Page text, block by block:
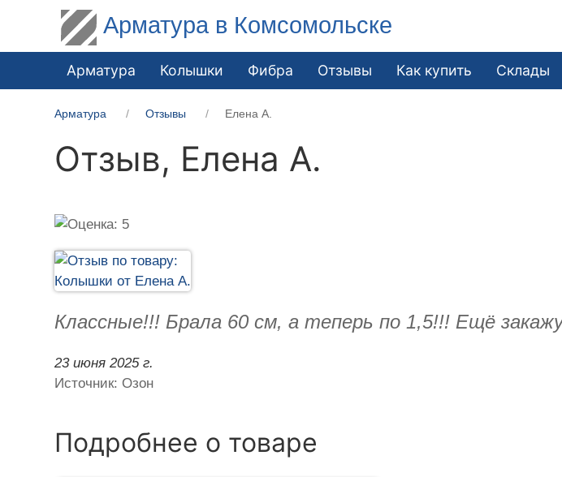
Арматура в Комсомольске
Арматура Колышки Фибра Отзывы Как купить Склады
Арматура Отзывы Елена А.
Отзыв, Елена А.
Классные!!! Брала 60 см, а теперь по 1,5!!! Ещё
23 июня 2025 г.
Источник: Озон
Подробнее о товаре